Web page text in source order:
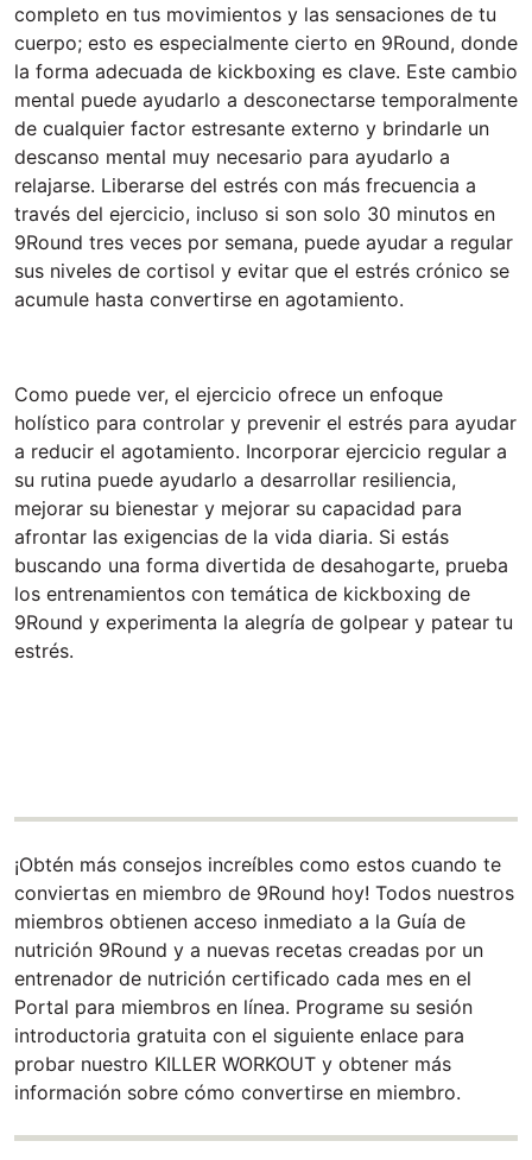
completo en tus movimientos y las sensaciones de tu
cuerpo; esto es especialmente cierto en 9Round, donde
la forma adecuada de kickboxing es clave. Este cambio
mental puede ayudarlo a desconectarse temporalmente
de cualquier factor estresante externo y brindarle un
descanso mental muy necesario para ayudarlo a
relajarse. Liberarse del estrés con más frecuencia a
través del ejercicio, incluso si son solo 30 minutos en
9Round tres veces por semana, puede ayudar a regular
sus niveles de cortisol y evitar que el estrés crónico se
acumule hasta convertirse en agotamiento.
Como puede ver, el ejercicio ofrece un enfoque
holístico para controlar y prevenir el estrés para ayudar
a reducir el agotamiento. Incorporar ejercicio regular a
su rutina puede ayudarlo a desarrollar resiliencia,
mejorar su bienestar y mejorar su capacidad para
afrontar las exigencias de la vida diaria. Si estás
buscando una forma divertida de desahogarte, prueba
los entrenamientos con temática de kickboxing de
9Round y experimenta la alegría de golpear y patear tu
estrés.
¡Obtén más consejos increíbles como estos cuando te
conviertas en miembro de 9Round hoy! Todos nuestros
miembros obtienen acceso inmediato a la Guía de
nutrición 9Round y a nuevas recetas creadas por un
entrenador de nutrición certificado cada mes en el
Portal para miembros en línea. Programe su sesión
introductoria gratuita con el siguiente enlace para
probar nuestro KILLER WORKOUT y obtener más
información sobre cómo convertirse en miembro.